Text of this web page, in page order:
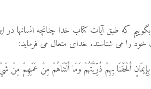
که طبق آیات کتاب خدا چنانچه انسانها در
خود را می شناسند. خدای متعال می فرماید:
بِإِيمَانٍ أَلْحَقْنَا بِهِمْ ذُرِّيَّتَهُمْ وَمَا أَلَتْنَاهُمْ مِنْ